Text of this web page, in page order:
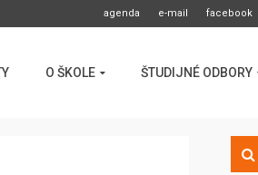
agenda e-mail facebook
O ŠKOLE ŠTUDIJNÉ ODBORY